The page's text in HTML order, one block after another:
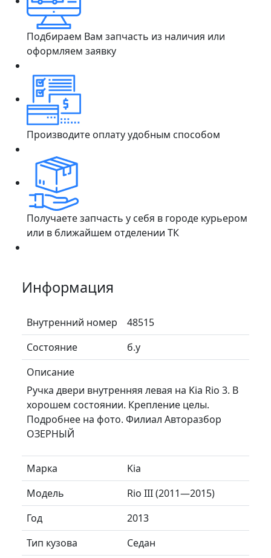
Подбираем Вам запчасть из наличия или
оформляем заявку
Производите оплату удобным способом
Получаете запчасть у себя в городе курьером
или в ближайшем отделении ТК
Информация
Внутренний номер
48515
Состояние
б.у
Описание
Ручка двери внутренняя левая на Kia Rio 3. В
хорошем состоянии. Крепление целы.
Подробнее на фото. Филиал Авторазбор
ОЗЕРНЫЙ
Марка
Kia
Модель
Rio III (2011—2015)
Год
2013
Тип кузова
Седан